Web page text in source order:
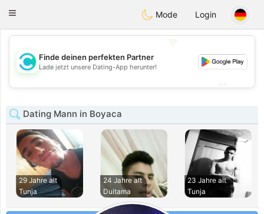
olombiaCitas
Toggle
Mode Login
💖
💕
Finde deinen perfekten Partner
Lade jetzt unsere Dating-App herunter!
Dating Mann in Boyaca
29 Jahre alt
Tunja
24 Jahre alt
Duitama
23 Jahre alt
Tunja